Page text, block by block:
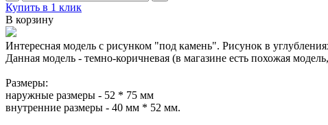
Купить в 1 клик
В корзину
Интересная модель с рисунком "под камень". Рисунок в
Данная модель - темно-коричневая (в магазине есть похожая
Размеры:
наружные размеры - 52 * 75 мм
внутренние размеры - 40 мм * 52 мм.